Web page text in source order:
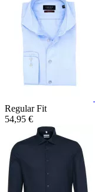
Regular Fit
54,95 €